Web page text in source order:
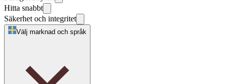
Hitta snabbt
Säkerhet och integritet
Välj marknad och språk